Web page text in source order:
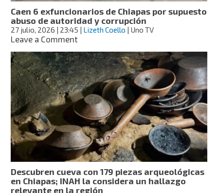
Caen 6 exfuncionarios de Chiapas por supuesto
abuso de autoridad y corrupción
27 julio, 2026 | 23:45 | Lizeth Coello | Uno TV
Leave a Commenton
6
exfuncionarios
de
Chiapas
por
supuesto
abuso
de
autoridad
y
corrupción
Descubren cueva con 179 piezas arqueológicas
en Chiapas; INAH la considera un hallazgo
relevante en la región